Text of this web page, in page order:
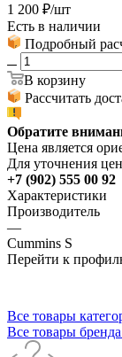
1 200 ₽/шт
Есть в наличии
Подробный
В корзину
Рассчитать
Обратите
Цена является
Для уточнения
+7 (902) 555 00 92
Характеристики
Производитель
—
Cummins S
Перейти к
Все товары
Все товары